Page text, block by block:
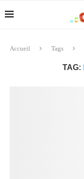
Accueil Tags
TAG: